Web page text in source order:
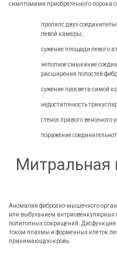
симптомами приобретенного порока
пролапс двух
левой камеры;
сужение площади левого
неполное смыкание
расширения полостей
сужение просвета самой
недостаточность
стеноз правого венозного
поражение
Митральная
Аномалия фиброзно-мышечного
или выбуханием антриовенкулярных
политопных сокращений.
током плазмы и форменных клеток
принимающую кровь.